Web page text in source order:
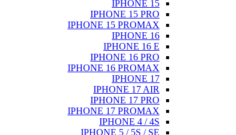
IPHONE 15
IPHONE 15 PRO
IPHONE 15 PROMAX
IPHONE 16
IPHONE 16 E
IPHONE 16 PRO
IPHONE 16 PROMAX
IPHONE 17
IPHONE 17 AIR
IPHONE 17 PRO
IPHONE 17 PROMAX
IPHONE 4 / 4S
IPHONE 5 / 5S / SE